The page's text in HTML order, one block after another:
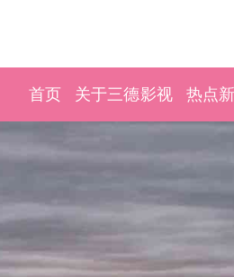
首页 关于三德影视 热点